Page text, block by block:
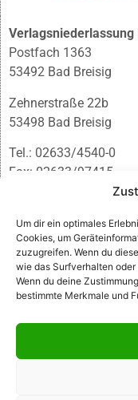
Um dir ein optimales
Cookies, um
zuzugreifen. Wenn du
wie das Surfverhalten
Wenn du deine
bestimmte Merkmale und
Verlagsniederlassung
Postfach 1363
53492 Bad Breisig
Zehnerstraße 22b
53498 Bad Breisig
Tel.: 02633/4540-0
Fax: 02633/97415